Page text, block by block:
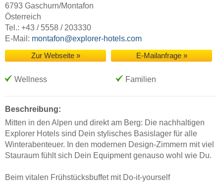
6793 Gaschurn/Montafon
Österreich
Tel.: +43 / 5558 / 203330
E-Mail: montafon@explorer-hotels.com
Zur Webseite » E-Mailanfrage »
Wellness Familien
Beschreibung:
Mitten in den Alpen und direkt am Berg: Die nachhaltigen
Explorer Hotels sind Dein stylisches Basislager für alle
Winterabenteuer. In den modernen Design-Zimmern mit viel
Stauraum fühlt sich Dein Equipment genauso wohl wie Du.
Beim vitalen Frühstücksbuffet mit Do-it-yourself